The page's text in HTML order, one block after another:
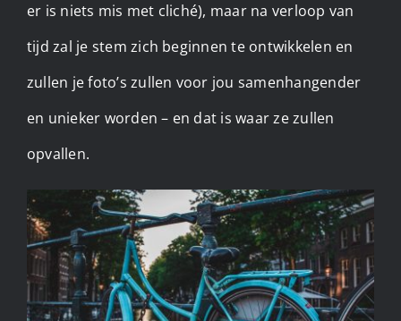
er is niets mis met cliché), maar na verloop van
tijd zal je stem zich beginnen te ontwikkelen en
zullen je foto’s zullen voor jou samenhangender
en unieker worden – en dat is waar ze zullen
opvallen.